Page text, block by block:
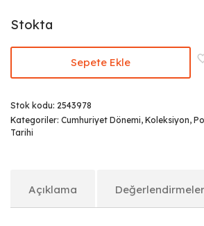
Stokta
Sepete Ekle
Stok kodu: 2543978
Kategoriler: Cumhuriyet Dönemi, Koleksiyon,
Tarihi
Açıklama